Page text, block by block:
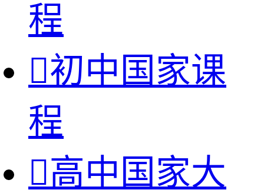
程
初中国家课
程
高中国家大